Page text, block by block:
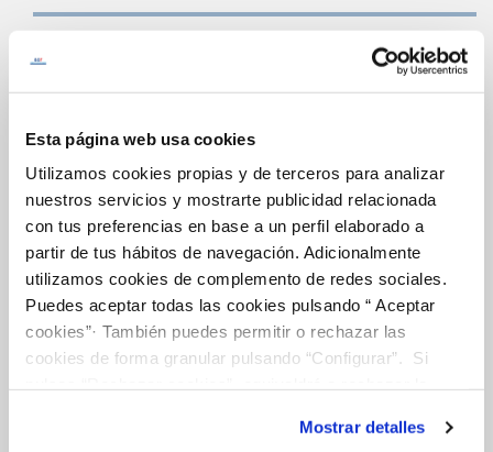
Esta página web usa cookies
Utilizamos cookies propias y de terceros para analizar
nuestros servicios y mostrarte publicidad relacionada
con tus preferencias en base a un perfil elaborado a
partir de tus hábitos de navegación. Adicionalmente
utilizamos cookies de complemento de redes sociales.
Puedes aceptar todas las cookies pulsando “ Aceptar
cookies”· También puedes permitir o rechazar las
cookies de forma granular pulsando “Configurar”. Si
son indispensables para que el sitio web funcione y que
Mostrar detalles
FACTURES I PREUS
ATENCIÓ AL CLIENT
COMPROMÍS DE SERVEI
La Teva Aigua
EL NOSTRE PAPER EN EL CICLE URBÀ
QUALITAT